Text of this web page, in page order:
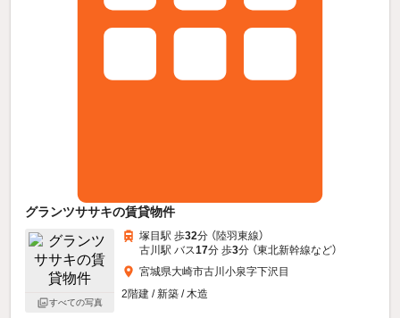
グランツササキの賃貸物件
すべての写真
塚目駅 歩32分 （陸羽東線）
古川駅 バス17分 歩3分 （東北新幹線など）
宮城県大崎市古川小泉字下沢目
2階建 / 新築 / 木造